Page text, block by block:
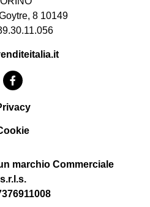
8 10149
marchio Commerciale
s.r.l.s.